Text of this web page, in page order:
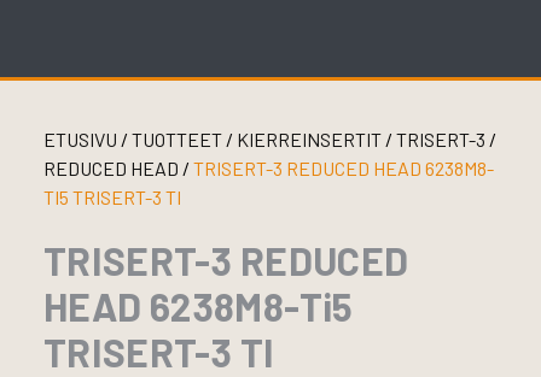
ETUSIVU / TUOTTEET/ KIERREINSERTIT / TRISERT-3 /
REDUCED HEAD / TRISERT-3 REDUCED HEAD 6238M8-
TI5 TRISERT-3 TI
TRISERT-3 REDUCED
HEAD 6238M8-Ti5
TRISERT-3 TI